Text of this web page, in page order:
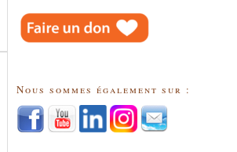
Nous sommes également sur :